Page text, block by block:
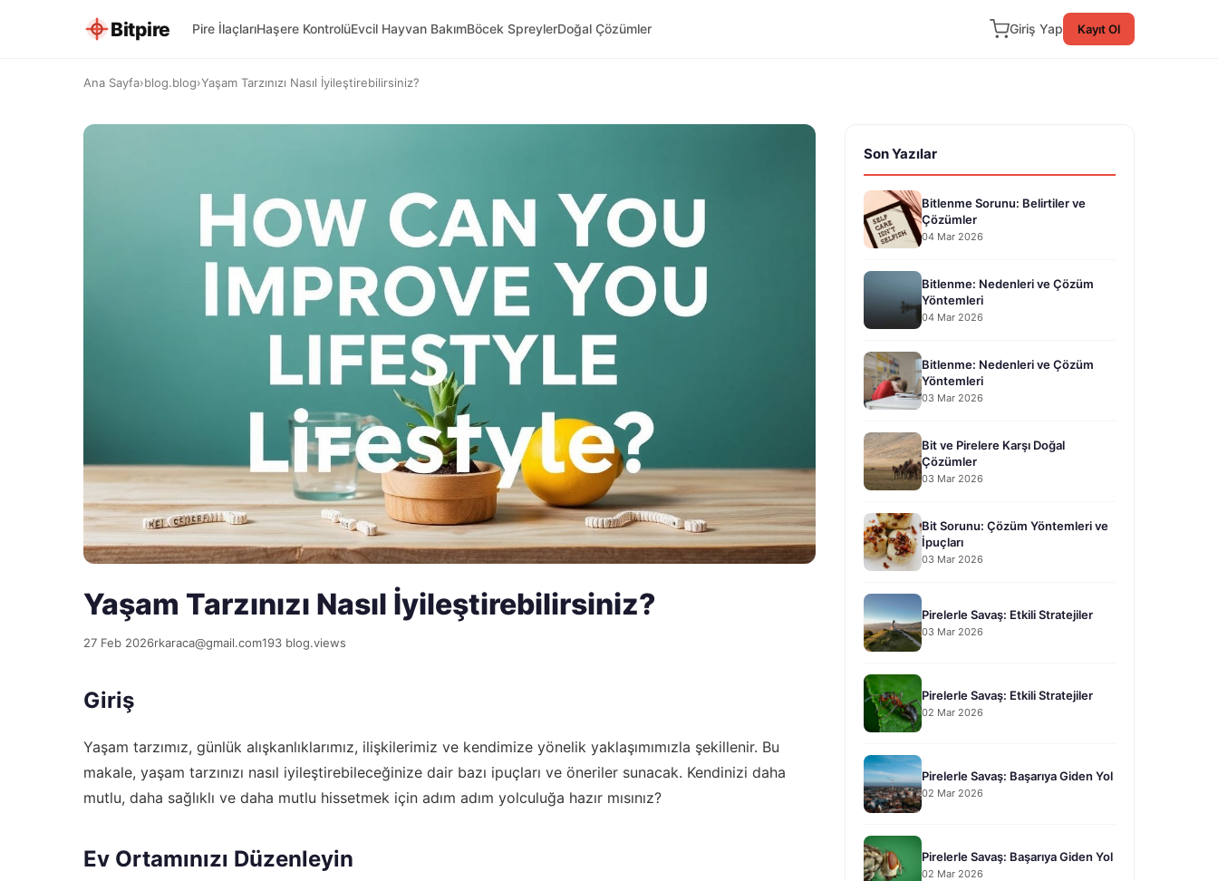
Bitpire Pire İlaçlarıHaşere KontrolüEvcil Hayvan BakımBöcek SpreylerDoğal Çözümler Giriş Yap Kayıt Ol
Ana Sayfa›blog.blog›Yaşam Tarzınızı Nasıl İyileştirebilirsiniz?
Yaşam Tarzınızı Nasıl İyileştirebilirsiniz?
27 Feb 2026rkaraca@gmail.com193 blog.views
Giriş
Yaşam tarzımız, günlük alışkanlıklarımız, ilişkilerimiz ve kendimize yönelik yaklaşımımızla şekillenir. Bu
makale, yaşam tarzınızı nasıl iyileştirebileceğinize dair bazı ipuçları ve öneriler sunacak. Kendinizi daha
mutlu, daha sağlıklı ve daha mutlu hissetmek için adım adım yolculuğa hazır mısınız?
Ev Ortamınızı Düzenleyin
Son Yazılar
Bitlenme Sorunu: Belirtiler ve
Çözümler
04 Mar 2026
Bitlenme: Nedenleri ve Çözüm
Yöntemleri
04 Mar 2026
Bitlenme: Nedenleri ve Çözüm
Yöntemleri
03 Mar 2026
Bit ve Pirelere Karşı Doğal
Çözümler
03 Mar 2026
Bit Sorunu: Çözüm Yöntemleri ve
İpuçları
03 Mar 2026
Pirelerle Savaş: Etkili Stratejiler
03 Mar 2026
Pirelerle Savaş: Etkili Stratejiler
02 Mar 2026
Pirelerle Savaş: Başarıya Giden Yol
02 Mar 2026
Pirelerle Savaş: Başarıya Giden Yol
02 Mar 2026